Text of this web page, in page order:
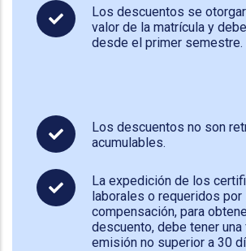
Los descuentos se
valor de la matrícula y
desde el primer semestre.
Los descuentos no son
acumulables.
La expedición de los
laborales o requeridos por
compensación, para
descuento, debe tener una
emisión no superior a 30